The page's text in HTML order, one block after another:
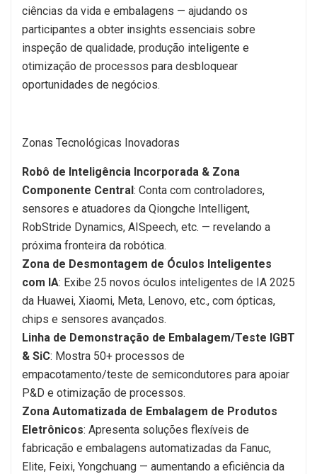
ciências da vida e embalagens — ajudando os
participantes a obter insights essenciais sobre
inspeção de qualidade, produção inteligente e
otimização de processos para desbloquear
oportunidades de negócios.
Zonas Tecnológicas Inovadoras
Robô de Inteligência Incorporada & Zona
Componente Central: Conta com controladores,
sensores e atuadores da Qiongche Intelligent,
RobStride Dynamics, AISpeech, etc. — revelando a
próxima fronteira da robótica.
Zona de Desmontagem de Óculos Inteligentes
com IA: Exibe 25 novos óculos inteligentes de IA 2025
da Huawei, Xiaomi, Meta, Lenovo, etc., com ópticas,
chips e sensores avançados.
Linha de Demonstração de Embalagem/Teste IGBT
& SiC: Mostra 50+ processos de
empacotamento/teste de semicondutores para apoiar
P&D e otimização de processos.
Zona Automatizada de Embalagem de Produtos
Eletrônicos: Apresenta soluções flexíveis de
fabricação e embalagens automatizadas da Fanuc,
Elite, Feixi, Yongchuang — aumentando a eficiência da